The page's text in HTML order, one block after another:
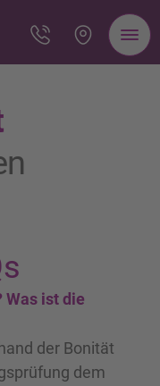
Was ist die
der Bonität
dem